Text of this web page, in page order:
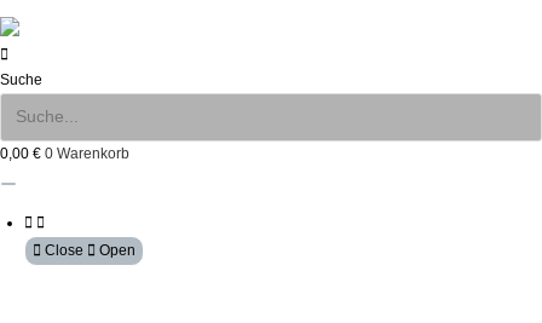
Suche
0,00 € 0 Warenkorb
Close Open